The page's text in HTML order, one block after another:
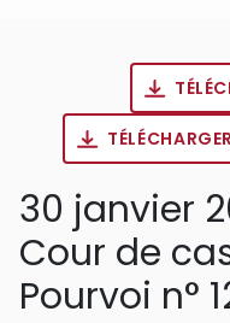
30 janvier
Cour de
Pourvoi n°